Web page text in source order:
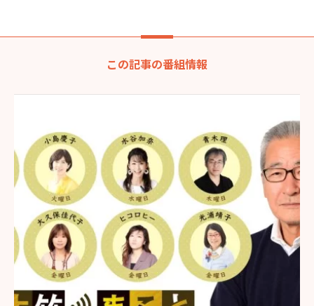
この記事の番組情報